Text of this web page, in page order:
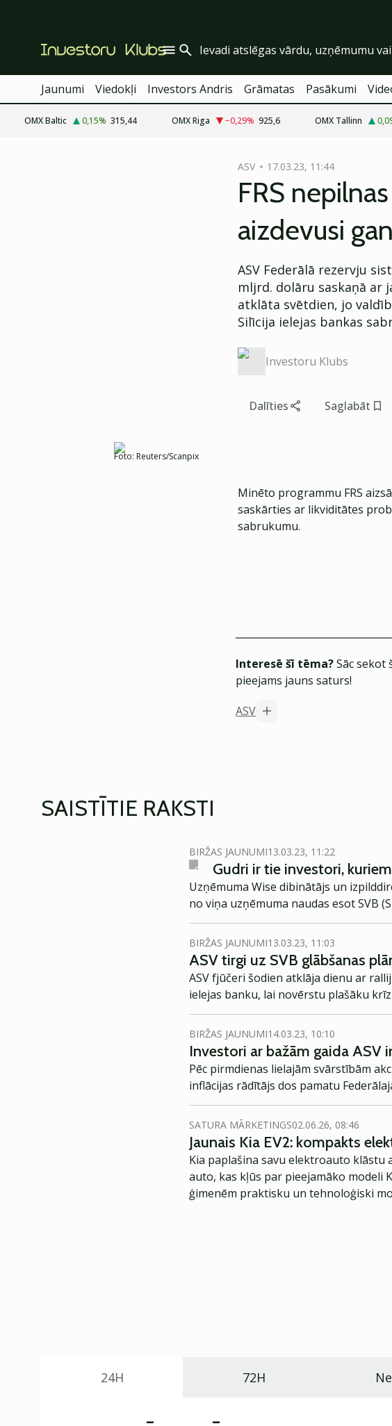
Jaunumi Viedokļi Investors Andris Grāmatas Pasākumi
OMX Baltic 0,15% 315,44 OMX Riga −0,29% 925,6 OMX Tallinn
ASV 17.03.23, 11:44
FRS
aizdevusi
ASV Federālā rezervju
mljrd. dolāru saskaņā ar
atklāta svētdien, jo
Silīcija ielejas bankas
Investoru Klubs
Dalīties Saglabāt
Foto: Reuters/Scanpix
Minēto programmu FRS
saskārties ar likviditātes
sabrukumu.
Interesē šī tēma?Sāc sekot
pieejams jauns saturs!
ASV
SAISTĪTIE RAKSTI
BIRŽAS JAUNUMI13.03.23, 11:22
Gudri ir tie investori,
Uzņēmuma Wise dibinātājs un
no viņa uzņēmuma naudas esot SVB
BIRŽAS JAUNUMI13.03.23, 11:03
ASV tirgi uz SVB glābšanas
ASV fjūčeri šodien atklāja dienu ar
ielejas banku, lai novērstu plašāku
BIRŽAS JAUNUMI14.03.23, 10:10
Investori ar bažām gaida ASV
Pēc pirmdienas lielajām svārstībām
inflācijas rādītājs dos pamatu
SATURA MĀRKETINGS02.06.26, 08:46
Jaunais Kia EV2: kompakts
Kia paplašina savu elektroauto klāstu
auto, kas kļūs par pieejamāko modeli
ģimenēm praktisku un tehnoloģiski
24H 72H